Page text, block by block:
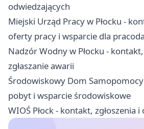
odwiedzających
Miejski Urząd Pracy w Płocku -
oferty pracy i wsparcie dla
Nadzór Wodny w Płocku -
zgłaszanie awarii
Środowiskowy Dom Samopomocy
pobyt i wsparcie środowiskowe
WIOŚ Płock - kontakt, zgłoszenia